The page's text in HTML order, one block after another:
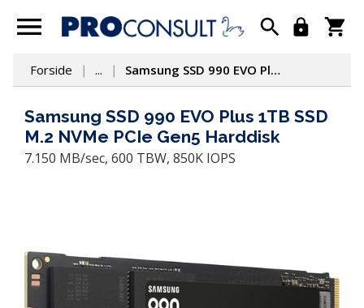
Forside ... Samsung SSD 990 EVO Plus 1TB SSD M.2 NVMe PCIe Gen5 Harddisk
Samsung SSD 990 EVO Plus 1TB SSD
M.2 NVMe PCIe Gen5 Harddisk
7.150 MB/sec, 600 TBW, 850K IOPS